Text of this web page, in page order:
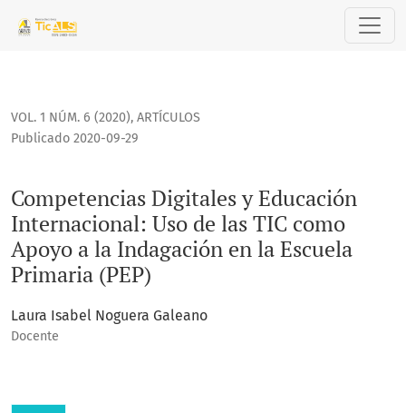
Competencias Digitales y Educación Internacional: Uso de
VOL. 1 NÚM. 6 (2020), ARTÍCULOS
Competencias Digitales y Educación
Internacional: Uso de las TIC como
Apoyo a la Indagación en la Escuela
Primaria (PEP)
Publicado 2020-09-29
Laura Isabel Noguera Galeano
Docente